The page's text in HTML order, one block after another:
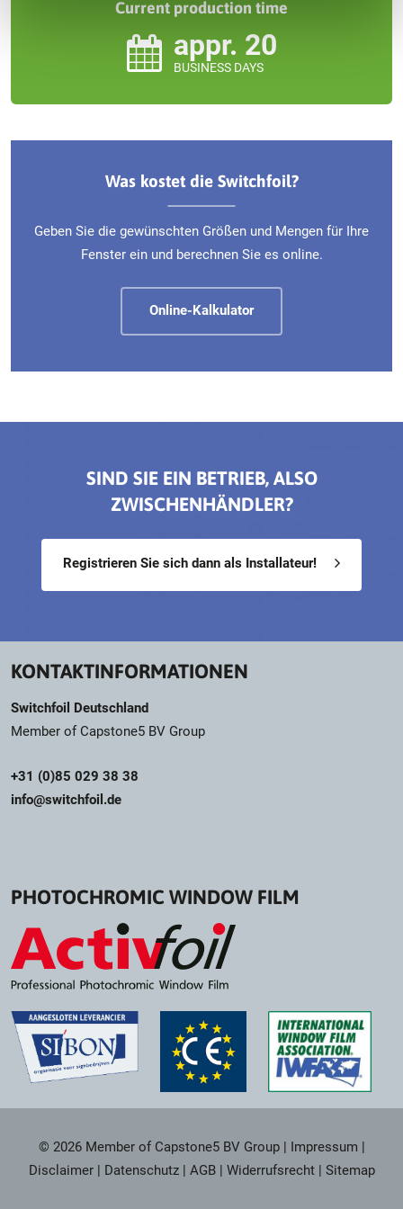
Current production time
appr. 20
BUSINESS DAYS
Was kostet die Switchfoil?
Geben Sie die gewünschten Größen und Mengen für Ihre
Fenster ein und berechnen Sie es online.
Online-Kalkulator
SIND SIE EIN BETRIEB, ALSO
ZWISCHENHÄNDLER?
Registrieren Sie sich dann als Installateur!
KONTAKTINFORMATIONEN
Switchfoil Deutschland
Member of Capstone5 BV Group
+31 (0)85 029 38 38
info@switchfoil.de
PHOTOCHROMIC WINDOW FILM
© 2026 Member of Capstone5 BV Group | Impressum |
Disclaimer | Datenschutz | AGB | Widerrufsrecht | Sitemap